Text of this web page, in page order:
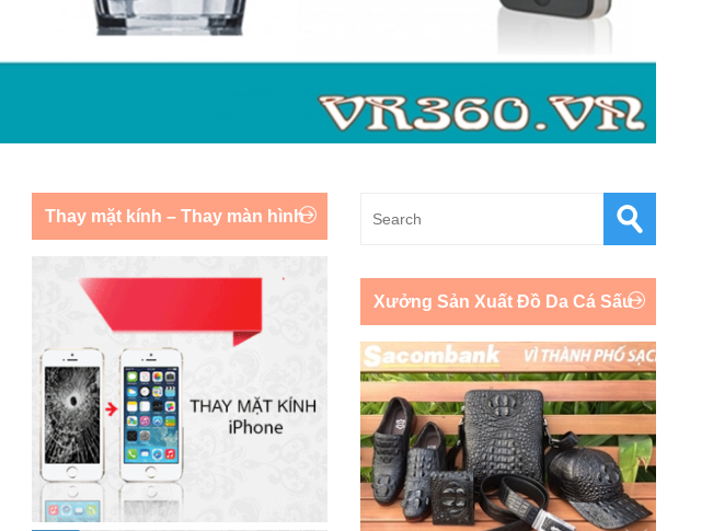
Thay mặt kính – Thay màn hình
Xưởng Sản Xuất Đồ Da Cá Sấu